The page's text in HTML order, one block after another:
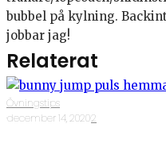
bubbel på kylning.
jobbar jag!
Relaterat
Övningstips
·december 14, 2020·2